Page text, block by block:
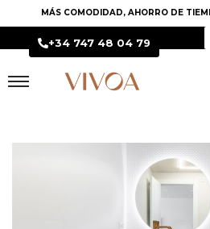
MÁS COMODIDAD, AHORRO DE
+34 747 48 04 79